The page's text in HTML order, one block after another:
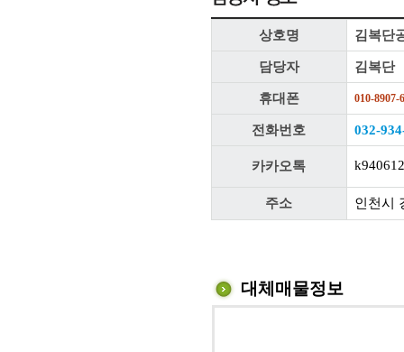
상호명 김복단
담당자 김복단
휴대폰 010-8907-
전화번호 032-
카카오톡
주소 인천시
대체매물정보